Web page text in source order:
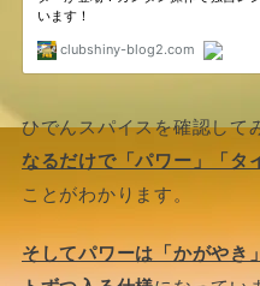
ひでんスパイスを確認して
なるだけで「パワー」「タ
ことがわかります。
そしてパワーは「かがやき